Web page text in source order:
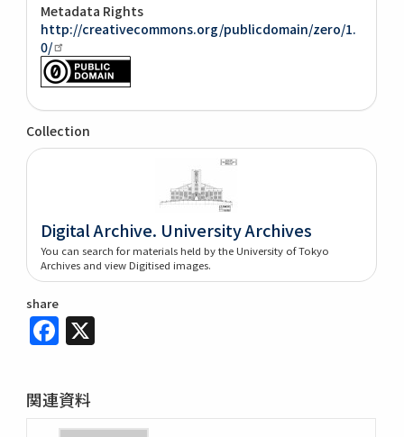
Metadata Rights
http://creativecommons.org/publicdomain/zero/1.
0/
Collection
Digital Archive. University Archives
You can search for materials held by the University of Tokyo
Archives and view Digitised images.
share
Facebook
関連資料